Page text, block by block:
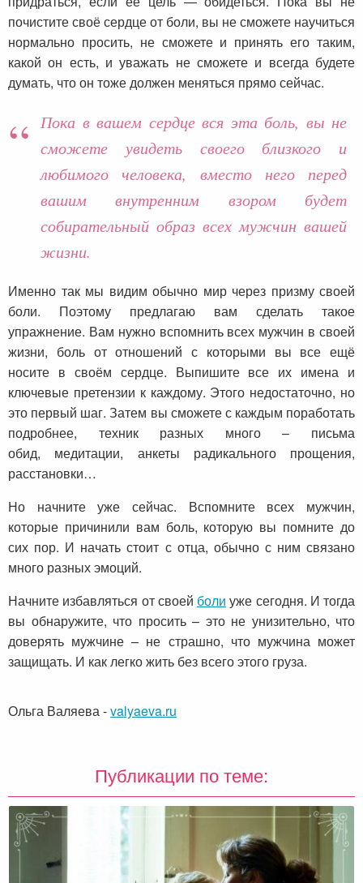
почистите своё сердце от боли, вы не сможете научиться
нормально просить, не сможете и принять его таким,
какой он есть, и уважать не сможете и всегда будете
думать, что он тоже должен меняться прямо сейчас.
Пока в вашем сердце вся эта боль, вы не
сможете увидеть своего близкого и
любимого человека, вместо него перед
вашим внутренним взором будет
собирательный образ всех мужчин вашей
жизни.
Именно так мы видим обычно мир через призму своей
боли. Поэтому предлагаю вам сделать такое
упражнение. Вам нужно вспомнить всех мужчин в своей
жизни, боль от отношений с которыми вы все ещё
носите в своём сердце. Выпишите все их имена и
ключевые претензии к каждому. Этого недостаточно, но
это первый шаг. Затем вы сможете с каждым поработать
подробнее, техник разных много – письма
обид, медитации, анкеты радикального прощения,
расстановки…
Но начните уже сейчас. Вспомните всех мужчин,
которые причинили вам боль, которую вы помните до
сих пор. И начать стоит с отца, обычно с ним связано
много разных эмоций.
Начните избавляться от своей боли уже сегодня. И тогда
вы обнаружите, что просить – это не унизительно, что
доверять мужчине – не страшно, что мужчина может
защищать. И как легко жить без всего этого груза.
Ольга Валяева-valyaeva.ru
Публикации по теме: